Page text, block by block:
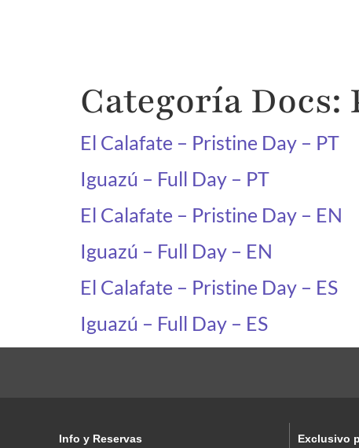
Categoría Docs:
El Calafate – Pristine Day – PT
Iguazú – Full Day – PT
El Calafate – Pristine Day – EN
Iguazú – Full Day – EN
El Calafate – Pristine Day – ES
Iguazú – Full Day – ES
Info y Reservas
Exclusivo